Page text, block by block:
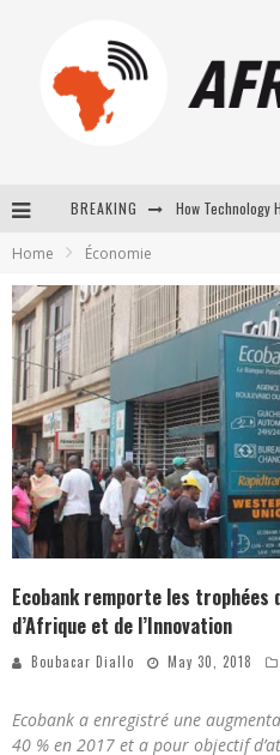
BREAKING How Technology
Home Économie
Ecobank remporte les trophées
d’Afrique et de l’Innovation
Boubacar Diallo May 30, 2018
Ecobank a enregistré une
40 % en 2017 et a pour objectif